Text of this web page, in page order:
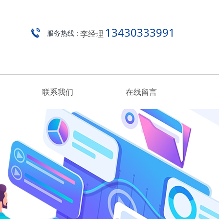
联系我们 在线留言
服务热线：李经理 13430333991